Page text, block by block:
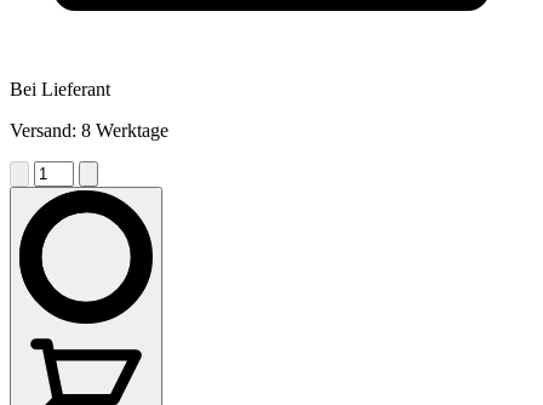
Bei Lieferant
Versand: 8 Werktage